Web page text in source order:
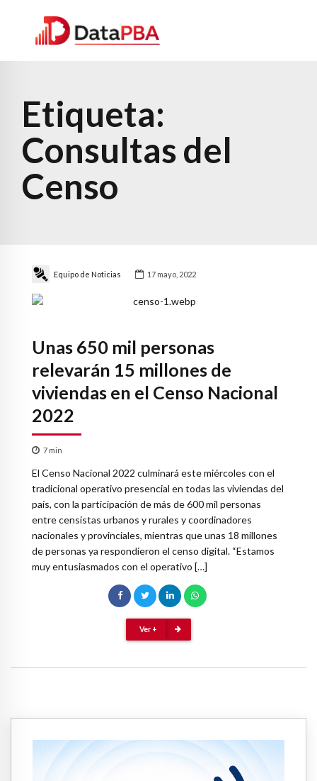
Etiqueta:
Consultas del
Censo
Equipo de Noticias 17 mayo, 2022
Unas 650 mil personas
relevarán 15 millones de
viviendas en el Censo Nacional
2022
7 min
El Censo Nacional 2022 culminará este miércoles con el
tradicional operativo presencial en todas las viviendas del
país, con la participación de más de 600 mil personas
entre censistas urbanos y rurales y coordinadores
nacionales y provinciales, mientras que unas 18 millones
de personas ya respondieron el censo digital. “Estamos
muy entusiasmados con el operativo […]
Ver +